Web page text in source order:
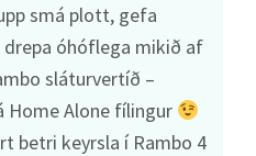
smá plott, gefa
óhóflega mikið af
sláturvertíð –
Alone fílingur
betri keyrsla í Rambo 4